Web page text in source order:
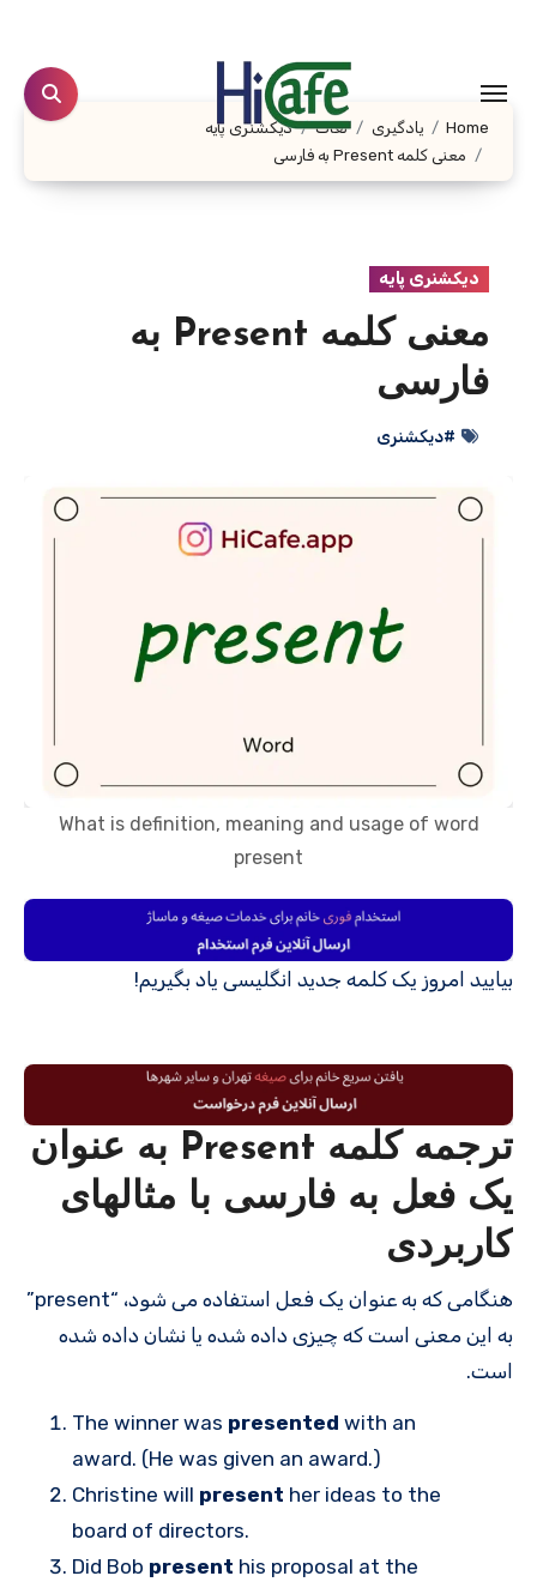
content
Home یادگیری لغات
دیکشنری پایه
معنی کلمه Present به فارسی
دیکشنری پایه
معنی کلمه Present به
فارسی
#دیکشنری
What is definition, meaning and usage of word
present
بیایید امروز یک کلمه جدید انگلیسی یاد بگیریم!
ترجمه کلمه Present به عنوان
یک فعل به فارسی با مثالهای
کاربردی
هنگامی که به عنوان یک فعل استفاده می شود، “present”
به این معنی است که چیزی داده شده یا نشان داده شده
است.
The winner was presented with an
award. (He was given an award.)
Christine will present her ideas to the
board of directors.
Did Bob present his proposal at the